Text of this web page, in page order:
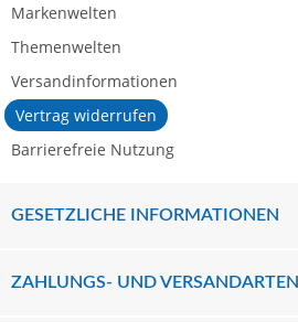
Markenwelten
Themenwelten
Versandinformationen
Vertrag widerrufen
Barrierefreie Nutzung
GESETZLICHE INFORMATIONEN
ZAHLUNGS- UND VERSANDARTEN